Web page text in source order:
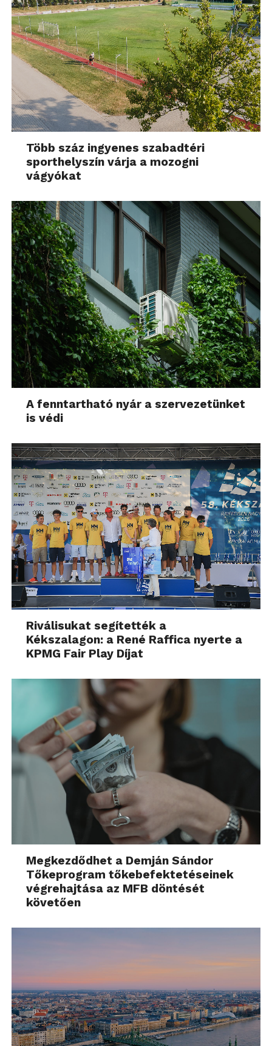
Több száz ingyenes szabadtéri
sporthelyszín várja a mozogni
vágyókat
A fenntartható nyár a szervezetünket
is védi
Riválisukat segítették a
Kékszalagon: a René Raffica nyerte a
KPMG Fair Play Díjat
Megkezdődhet a Demján Sándor
Tőkeprogram tőkebefektetéseinek
végrehajtása az MFB döntését
követően